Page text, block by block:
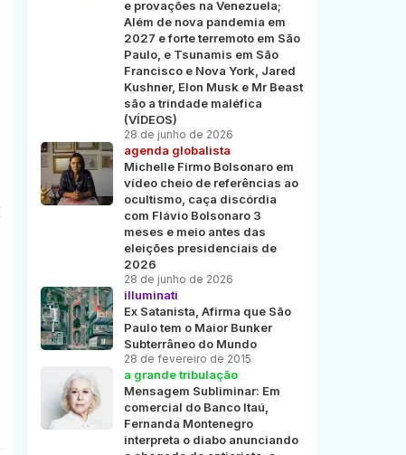
e provações na Venezuela;
Além de nova pandemia em
2027 e forte terremoto em São
Paulo, e Tsunamis em São
Francisco e Nova York, Jared
Kushner, Elon Musk e Mr Beast
são a trindade maléfica
(VÍDEOS)
28 de junho de 2026
agenda globalista
Michelle Firmo Bolsonaro em
vídeo cheio de referências ao
ocultismo, caça discórdia
com Flávio Bolsonaro 3
meses e meio antes das
eleições presidenciais de
2026
28 de junho de 2026
illuminati
Ex Satanista, Afirma que São
Paulo tem o Maior Bunker
Subterrâneo do Mundo
28 de fevereiro de 2015
a grande tribulação
Mensagem Subliminar: Em
comercial do Banco Itaú,
Fernanda Montenegro
interpreta o diabo anunciando